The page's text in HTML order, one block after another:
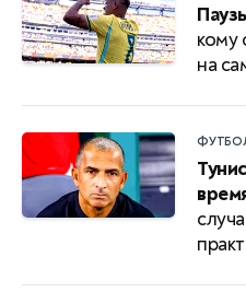
кому
на